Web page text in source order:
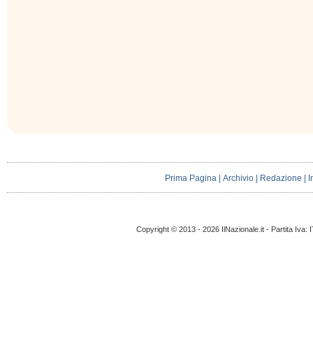
Prima Pagina |Archivio | Redazione |
Copyright © 2013 - 2026 IlNazionale.it - Partita Iva: